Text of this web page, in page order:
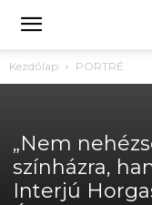
Kezdőlap PORTRÉ
„Nem
színházra,
Interjú